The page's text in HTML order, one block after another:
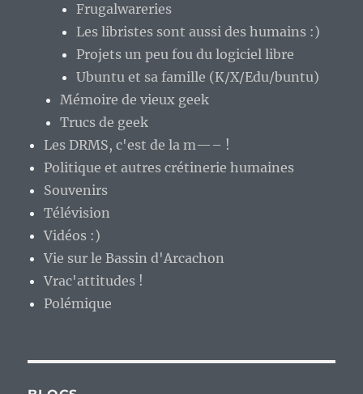
Frugalwareries
Les libristes sont aussi des humains :)
Projets un peu fou du logiciel libre
Ubuntu et sa famille (K/X/Edu/buntu)
Mémoire de vieux geek
Trucs de geek
Les DRMS, c'est de la m—– !
Politique et autres crétinerie humaines
Souvenirs
Télévision
Vidéos :)
Vie sur le Bassin d'Arcachon
Vrac'attitudes !
Polémique